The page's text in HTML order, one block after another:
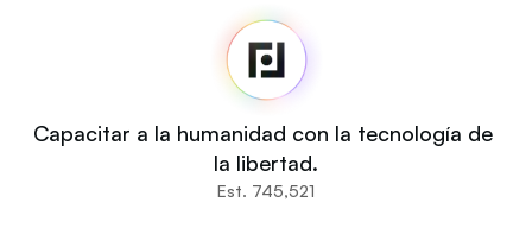
Inicio
Noticias
Código fuente
Fedi For
Tú
Comunidades
Organizaciones
Capacitar a la humanidad con la tecnología de
la libertad.
Est. 745,521